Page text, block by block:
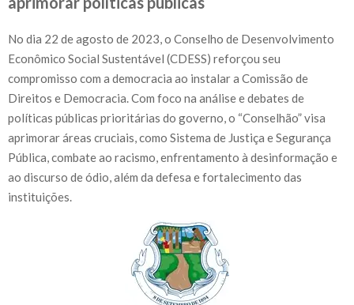
No dia 22 de agosto de 2023, o Conselho de Desenvolvimento
Econômico Social Sustentável (CDESS) reforçou seu
compromisso com a democracia ao instalar a Comissão de
Direitos e Democracia. Com foco na análise e debates de
políticas públicas prioritárias do governo, o “Conselhão” visa
aprimorar áreas cruciais, como Sistema de Justiça e Segurança
Pública, combate ao racismo, enfrentamento à desinformação e
ao discurso de ódio, além da defesa e fortalecimento das
instituições.